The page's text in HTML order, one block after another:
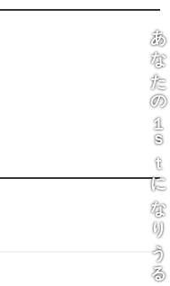
あなたの１ｓｔになりうる会社